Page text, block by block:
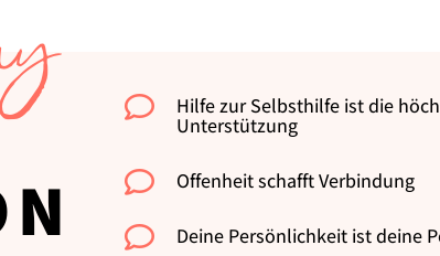
 Hilfe zur Selbsthilfe ist die
Unterstützung
 Offenheit schafft Verbindung
 Deine Persönlichkeit ist deine